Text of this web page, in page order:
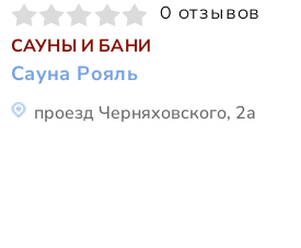
0 отзывов
САУНЫ И БАНИ
Сауна Рояль
проезд Черняховского, 2а